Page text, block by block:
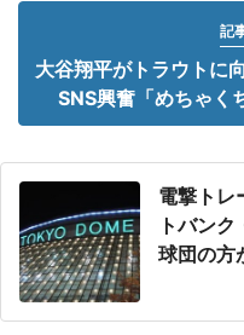
記
大谷翔平がトラウト
SNS興奮「めちゃく
電撃トレ
トバン
球団の方